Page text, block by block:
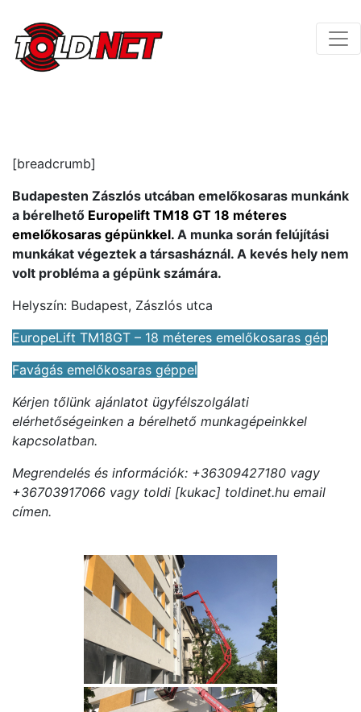
[breadcrumb]
Budapesten Zászlós utcában emelőkosaras munkánk
a bérelhető Europelift TM18 GT 18 méteres
emelőkosaras gépünkkel. A munka során felújítási
munkákat végeztek a társasháznál. A kevés hely nem
volt probléma a gépünk számára.
Helyszín: Budapest, Zászlós utca
EuropeLift TM18GT – 18 méteres emelőkosaras gép
Favágás emelőkosaras géppel
Kérjen tőlünk ajánlatot ügyfélszolgálati
elérhetőségeinken a bérelhető munkagépeinkkel
kapcsolatban.
Megrendelés és információk: +36309427180 vagy
+36703917066 vagy toldi [kukac] toldinet.hu email
címen.